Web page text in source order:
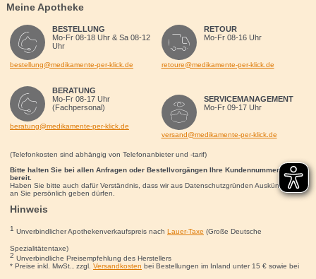
Meine Apotheke
BESTELLUNG
Mo-Fr 08-18 Uhr & Sa 08-12
Uhr
bestellung@medikamente-per-klick.de
BERATUNG
Mo-Fr 08-17 Uhr
(Fachpersonal)
beratung@medikamente-per-klick.de
RETOUR
Mo-Fr 08-16 Uhr
retoure@medikamente-per-klick.de
SERVICEMANAGEMENT
Mo-Fr 09-17 Uhr
versand@medikamente-per-klick.de
(Telefonkosten sind abhängig von Telefonanbieter und -tarif)
Bitte halten Sie bei allen Anfragen oder Bestellvorgängen Ihre Kundennummer für uns
bereit.
Haben Sie bitte auch dafür Verständnis, dass wir aus Datenschutzgründen Auskünfte nur
an Sie persönlich geben dürfen.
Hinweis
1 Unverbindlicher Apothekenverkaufspreis nach Lauer-Taxe (Große Deutsche
Spezialitätentaxe)
2 Unverbindliche Preisempfehlung des Herstellers
* Preise inkl. MwSt., zzgl. Versandkosten bei Bestellungen im Inland unter 15 €sowie bei